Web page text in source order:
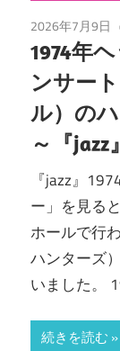
2026年7月9日
1974年
ンサー
ル）の
～『jazz
『jazz』
ー」を見る
ホールで行
ハンターズ
いました。
続きを読む